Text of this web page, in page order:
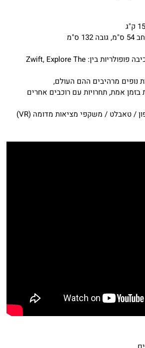
שיתוף עם אפליקציות רכיבה פופולריות בין: Zwift, Explore The
נופים מרהיבים ההם העולם,
בזמן אמת, תחרויות עם רוכבים אחרים
התקנה מהירה בסמארטפון / טאבלט / משקפי מציאות מדומה (VR)